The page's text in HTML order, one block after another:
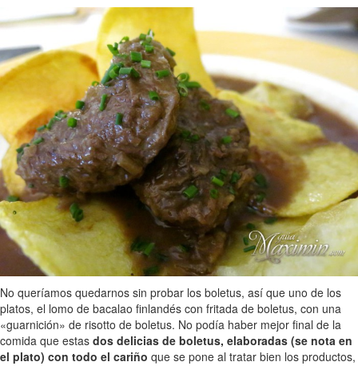
No queríamos quedarnos sin probar los boletus, así que uno de los
platos, el lomo de bacalao finlandés con fritada de boletus, con una
«guarnición» de risotto de boletus. No podía haber mejor final de la
comida que estas dos delicias de boletus, elaboradas (se nota en
el plato) con todo el cariño que se pone al tratar bien los productos,